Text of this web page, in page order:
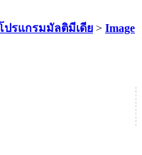
โปรแกรมมัลติมีเดีย > Image